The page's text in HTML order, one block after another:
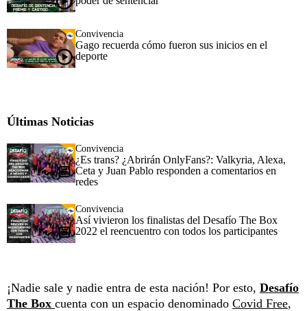
Convivencia
Gago recuerda cómo fueron sus inicios en el
deporte
Últimas Noticias
Convivencia
¿Es trans? ¿Abrirán OnlyFans?: Valkyria, Alexa,
Ceta y Juan Pablo responden a comentarios en
redes
Convivencia
Así vivieron los finalistas del Desafío The Box
2022 el reencuentro con todos los participantes
¡Nadie sale y nadie entra de esta nación! Por esto, Desafío
The Box cuenta con un espacio denominado Covid Free,